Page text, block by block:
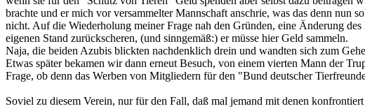
brachte und er mich vor versammelter Mannschaft anschrie, was das denn nun
nicht. Auf die Wiederholung meiner Frage nah den Gründen, eine Änderung
eigenen Stand zurückscheren, (und sinngemäß:) er müsse hier Geld sammeln.
Naja, die beiden Azubis blickten nachdenklich drein und wandten sich zum
Etwas später bekamen wir dann erneut Besuch, von einem vierten Mann der
Frage, ob denn das Werben von Mitgliedern für den "Bund deutscher
Soviel zu diesem Verein, nur für den Fall, daß mal jemand mit denen